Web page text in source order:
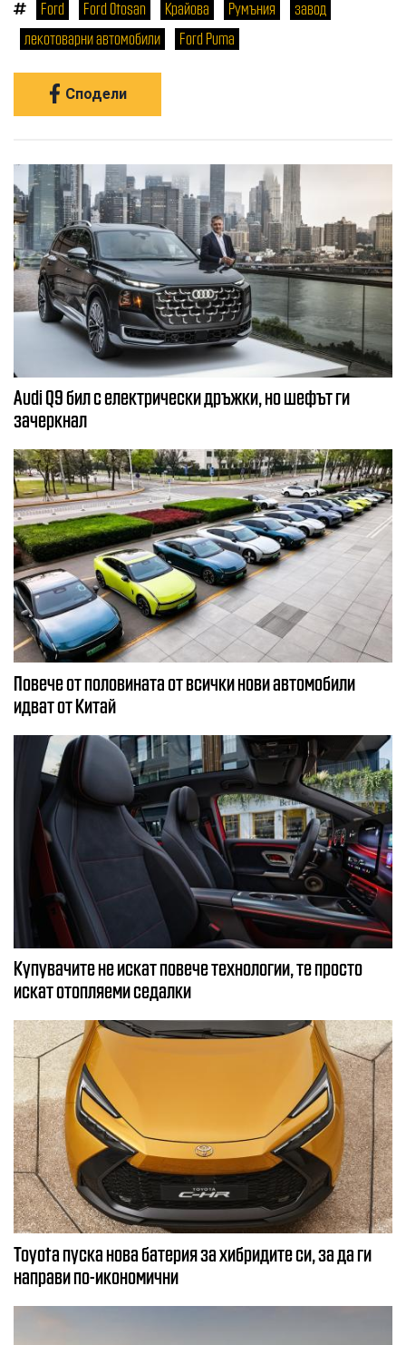
Ford Ford Otosan Крайова Румъния
завод
лекотоварни автомобили
Ford Puma
Сподели
Audi Q9 бил с електрически дръжки, но шефът ги
зачеркнал
Повече от половината от всички нови автомобили
идват от Китай
Купувачите не искат повече технологии, те просто
искат отопляеми седалки
Toyota пуска нова батерия за хибридите си, за да ги
направи по-икономични